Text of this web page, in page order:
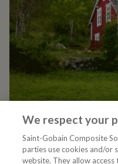
15.07.2024 DIGIT
We respect your
Saint-Gobain Composite
parties use cookies and/or
website. They allow